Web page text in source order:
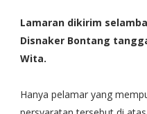
Lamaran dikirim
Disnaker Bontang
Wita.
Hanya pelamar yang